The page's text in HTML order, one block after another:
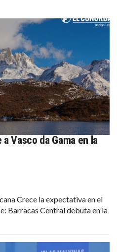
Vasco da Gama en la
Crece la expectativa en el
Barracas Central debuta en la